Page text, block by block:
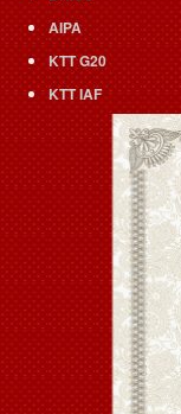
AIPA
KTT G20
KTT IAF